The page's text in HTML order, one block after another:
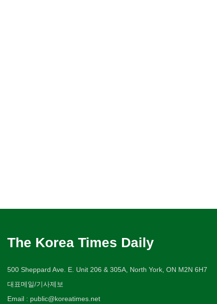
The Korea Times Daily
500 Sheppard Ave. E. Unit 206 & 305A, North York, ON M2N 6H7
대표메일/기사제보
Email : public@koreatimes.net